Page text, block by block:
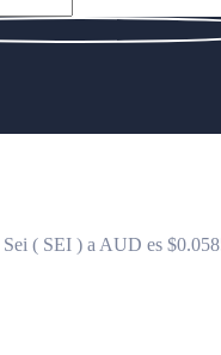
( SEI ) a AUD es